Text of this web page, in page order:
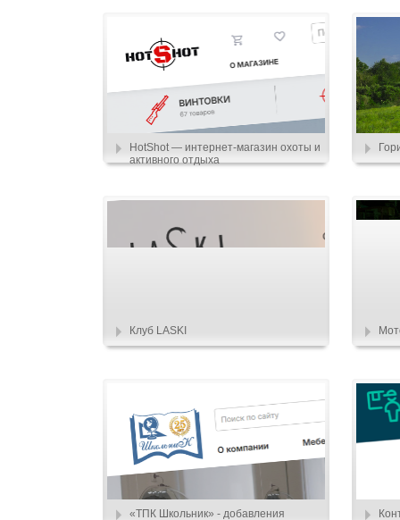
HotShot — интернет-магазин охоты и
активного отдыха
Клуб LASKI
«ТПК Школьник» - добавления